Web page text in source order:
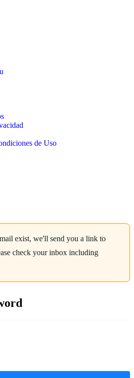
de Uso
exist, we'll send you a link to
check your inbox including